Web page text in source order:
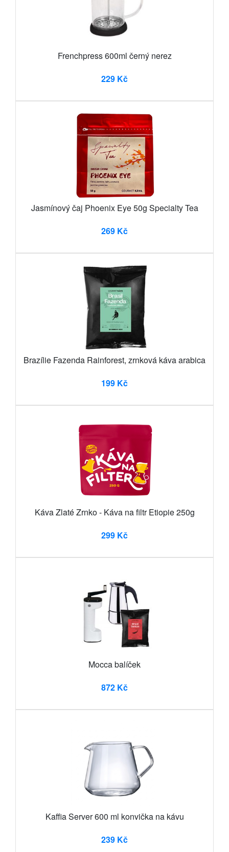
Frenchpress 600ml černý nerez
229 Kč
Jasmínový čaj Phoenix Eye 50g Specialty Tea
269 Kč
Brazílie Fazenda Rainforest, zrnková káva arabica
199 Kč
Káva Zlaté Zrnko - Káva na filtr Etiopie 250g
299 Kč
Mocca balíček
872 Kč
Kaffia Server 600 ml konvička na kávu
239 Kč